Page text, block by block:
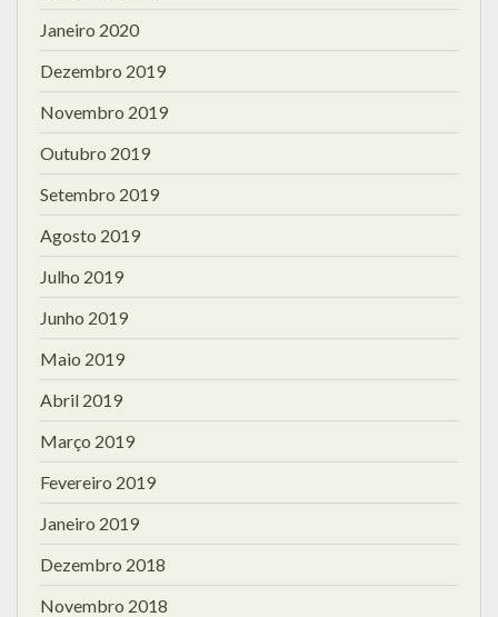
Janeiro 2020
Dezembro 2019
Novembro 2019
Outubro 2019
Setembro 2019
Agosto 2019
Julho 2019
Junho 2019
Maio 2019
Abril 2019
Março 2019
Fevereiro 2019
Janeiro 2019
Dezembro 2018
Novembro 2018